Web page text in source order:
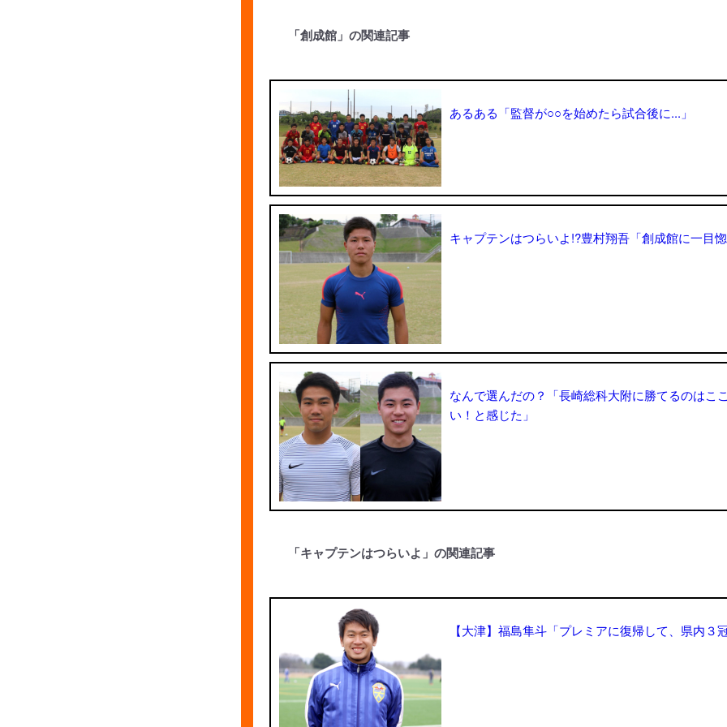
「創成館」の関連記事
あるある「監督が○○を始めたら試合後に...」
キャプテンはつらいよ!?豊村翔吾「創成館に一目惚
なんで選んだの？「長崎総科大附に勝てるのはこ
い！と感じた」
「キャプテンはつらいよ」の関連記事
【大津】福島隼斗「プレミアに復帰して、県内３